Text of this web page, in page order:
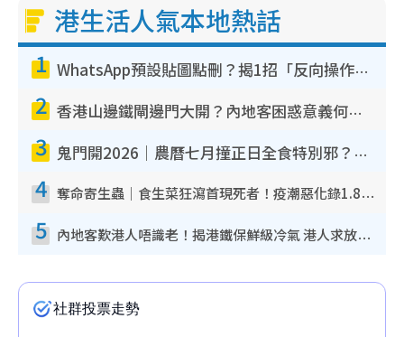
港生活人氣本地熱話
1 WhatsApp預設貼圖點刪？揭1招「反向操作」還原簡潔介面 附3步實測教學
2 香港山邊鐵閘邊門大開？內地客困惑意義何在！網民神回覆：呢種叫法理性防禦
3 鬼門開2026｜農曆七月撞正日全食特別邪？專家警告切忌做一事！揭4大禁忌+2招保平安
4 奪命寄生蟲｜食生菜狂瀉首現死者！疫潮惡化錄1.8萬宗病例 揭洗菜3大謬誤
5 內地客歎港人唔識老！揭港鐵保鮮級冷氣 港人求放過：咪投訴